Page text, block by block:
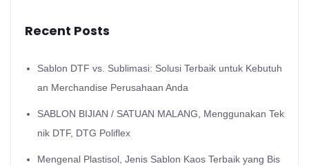
Recent Posts
Sablon DTF vs. Sublimasi: Solusi Terbaik untuk Kebutuh
an Merchandise Perusahaan Anda
SABLON BIJIAN / SATUAN MALANG, Menggunakan Tek
nik DTF, DTG Poliflex
Mengenal Plastisol, Jenis Sablon Kaos Terbaik yang Bis